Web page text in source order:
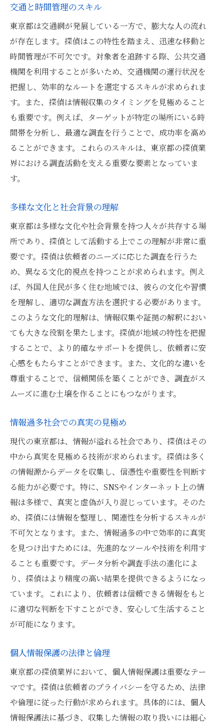
交通と時間管理のスキル
東京都は交通網が発展している一方で、膨大な人の流れ
が存在します。探偵はこの特性を踏まえ、迅速な移動と
時間管理が不可欠です。対象者を追跡する際、公共交通
機関を利用することが多いため、交通機関の運行状況を
把握し、効率的なルートを選定するスキルが求められま
す。また、探偵は情報収集のタイミングを見極めること
も重要です。例えば、ターゲットが特定の場所にいる時
間帯を分析し、最適な調査を行うことで、成功率を高め
ることができます。これらのスキルは、東京都の探偵業
界における調査活動を支える重要な要素となっていま
す。
多様な文化と社会背景の理解
東京都は多様な文化や社会背景を持つ人々が共存する場
所であり、探偵として活動する上でこの理解が非常に重
要です。探偵は依頼者のニーズに応じた調査を行うた
め、異なる文化的視点を持つことが求められます。例え
ば、外国人住民が多く住む地域では、彼らの文化や習慣
を理解し、適切な調査方法を選択する必要があります。
このような文化的理解は、情報収集や証拠の解釈におい
ても大きな役割を果たします。探偵が地域の特性を把握
することで、より的確なサポートを提供し、依頼者に安
心感をもたらすことができます。また、文化的な違いを
尊重することで、信頼関係を築くことができ、調査がス
ムーズに進む土壌を作ることにもつながります。
情報過多社会での真実の見極め
現代の東京都は、情報が溢れる社会であり、探偵はその
中から真実を見極める技術が求められます。探偵は多く
の情報源からデータを収集し、信憑性や重要性を判断す
る能力が必要です。特に、SNSやインターネット上の情
報は多様で、真実と虚偽が入り混じっています。そのた
め、探偵には情報を整理し、関連性を分析するスキルが
不可欠となります。また、情報過多の中で効率的に真実
を見つけ出すためには、先進的なツールや技術を利用す
ることも重要です。データ分析や調査手法の進化によ
り、探偵はより精度の高い結果を提供できるようになっ
ています。これにより、依頼者は信頼できる情報をもと
に適切な判断を下すことができ、安心して生活すること
が可能になります。
個人情報保護の法律と倫理
東京都の探偵業界において、個人情報保護は重要なテー
マです。探偵は依頼者のプライバシーを守るため、法律
や倫理に従った行動が求められます。具体的には、個人
情報保護法に基づき、収集した情報の取り扱いには細心